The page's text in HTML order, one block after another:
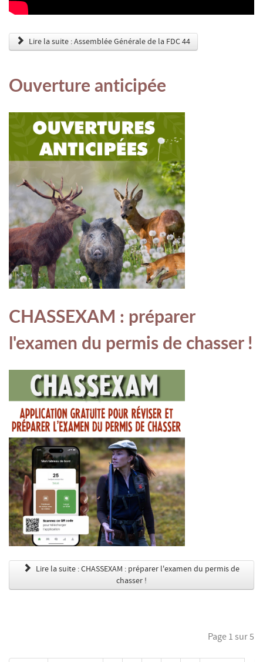
Lire la suite : Assemblée Générale de la FDC 44
Ouverture anticipée
CHASSEXAM : préparer
l'examen du permis de chasser !
Lire la suite : CHASSEXAM : préparer l'examen du permis de
chasser !
Page 1 sur 5